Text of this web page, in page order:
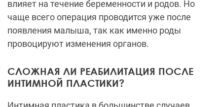
влияет на течение беременности и родов. Но
чаще всего операция проводится уже после
появления малыша, так как именно роды
провоцируют изменения органов.
СЛОЖНАЯ ЛИ РЕАБИЛИТАЦИЯ ПОСЛЕ
ИНТИМНОЙ ПЛАСТИКИ?